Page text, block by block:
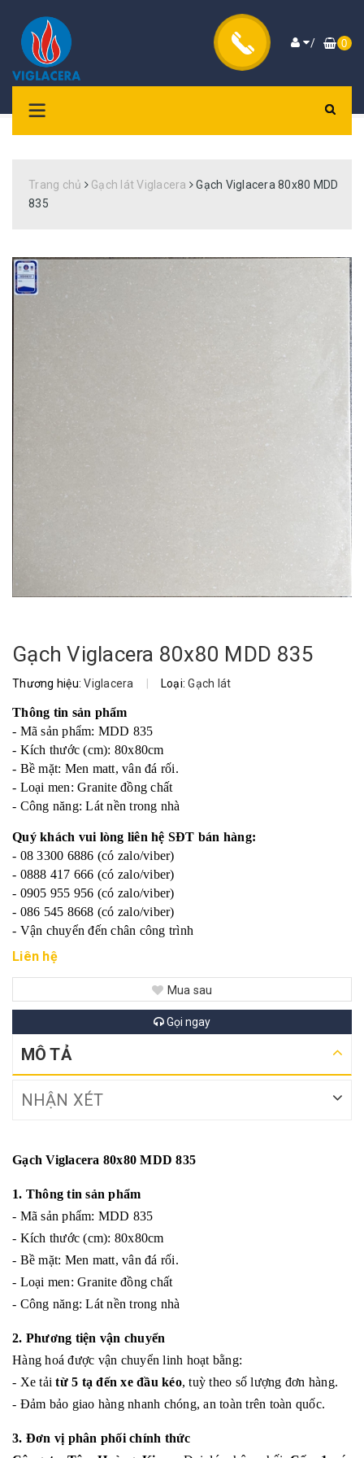
/ 0
Trang chủ Gạch lát Viglacera
Gạch Viglacera 80x80 MDD
835
Gạch Viglacera 80x80 MDD 835
Thương hiệu:Viglacera | Loại:Gạch lát
Thông tin sản phẩm
- Mã sản phẩm: MDD 835
- Kích thước (cm): 80x80cm
- Bề mặt: Men matt, vân đá rối.
- Loại men: Granite đồng chất
- Công năng: Lát nền trong nhà
Quý khách vui lòng liên hệ SĐT bán hàng:
- 08 3300 6886 (có zalo/viber)
- 0888 417 666 (có zalo/viber)
- 0905 955 956 (có zalo/viber)
- 086 545 8668 (có zalo/viber)
- Vận chuyển đến chân công trình
Liên hệ
Mua sau
Gọi ngay
MÔ TẢ
NHẬN XÉT
Gạch Viglacera 80x80 MDD 835
1. Thông tin sản phẩm
- Mã sản phẩm: MDD 835
- Kích thước (cm): 80x80cm
- Bề mặt: Men matt, vân đá rối.
- Loại men: Granite đồng chất
- Công năng: Lát nền trong nhà
2. Phương tiện vận chuyển
Hàng hoá được vận chuyển linh hoạt bằng:
- Xe tảitừ 5 tạ đến xe đầu kéo, tuỳ theo số lượng đơn hàng.
- Đảm bảo giao hàng nhanh chóng, an toàn trên toàn quốc.
3. Đơn vị phân phối chính thức